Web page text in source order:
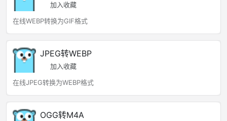
加入收藏
在线WEBP转换为GIF格式
JPEG转WEBP
加入收藏
在线JPEG转换为WEBP格式
OGG转M4A